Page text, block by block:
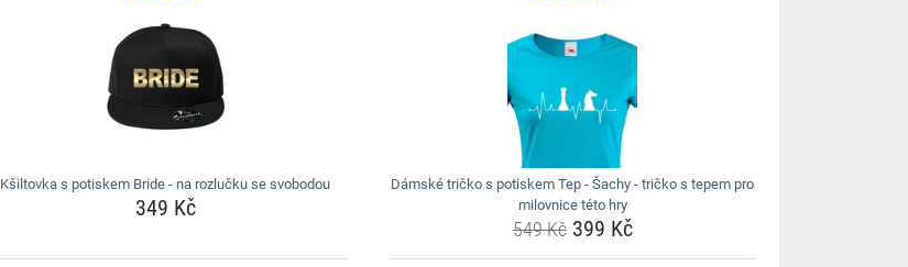
Kšiltovka s potiskem Bride - na rozlučku se svobodou
349 Kč
Dámské tričko s potiskem Tep - Šachy - tričko s tepem pro
milovnice této hry
549 Kč399 Kč